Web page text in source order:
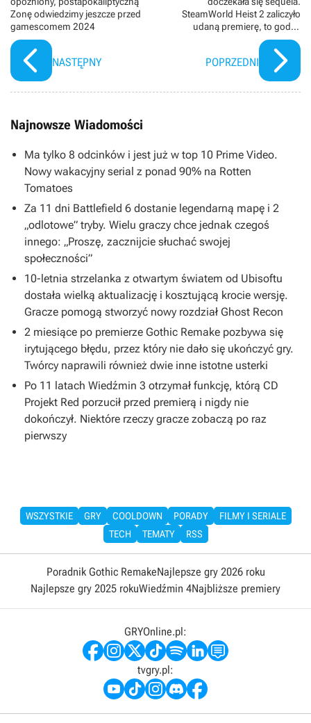
Zonę odwiedzimy jeszcze przed
gamescomem 2024
NASTĘPNY
SteamWorld Heist 2 zaliczyło
udaną premierę, to godny
następca „jedynki”
POPRZEDNI
Najnowsze Wiadomości
Ma tylko 8 odcinków i jest już w top 10 Prime Video.
Nowy wakacyjny serial z ponad 90% na Rotten
Tomatoes
Za 11 dni Battlefield 6 dostanie legendarną mapę i 2
„odlotowe” tryby. Wielu graczy chce jednak czegoś
innego: „Proszę, zacznijcie słuchać swojej
społeczności”
10-letnia strzelanka z otwartym światem od Ubisoftu
dostała wielką aktualizację i kosztującą krocie wersję.
Gracze pomogą stworzyć nowy rozdział Ghost Recon
2 miesiące po premierze Gothic Remake pozbywa się
irytującego błędu, przez który nie dało się ukończyć gry.
Twórcy naprawili również dwie inne istotne usterki
Po 11 latach Wiedźmin 3 otrzymał funkcję, którą CD
Projekt Red porzucił przed premierą i nigdy nie
dokończył. Niektóre rzeczy gracze zobaczą po raz
pierwszy
WSZYSTKIE GRY COOLDOWN PORADY
FILMY I SERIALE
TECH
TEMATY RSS
Poradnik Gothic RemakeNajlepsze gry 2026 roku
Najlepsze gry 2025 rokuWiedźmin 4Najbliższe premiery
GRYOnline.pl:
tvgry.pl: